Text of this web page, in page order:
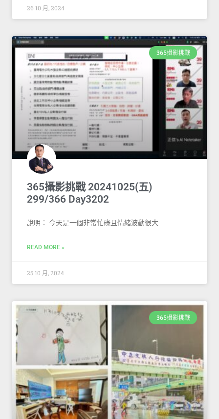
26 10 月, 2024
365攝影挑戰
365攝影挑戰 20241025(五)
299/366 Day3202
說明： 今天是一個非常忙碌且情緒波動很大
READ MORE »
25 10 月, 2024
365攝影挑戰